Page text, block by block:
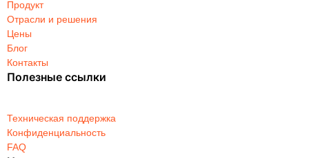
Продукт
Отрасли и решения
Цены
Блог
Контакты
Полезные ссылки
Техническая поддержка
Конфиденциальность
FAQ